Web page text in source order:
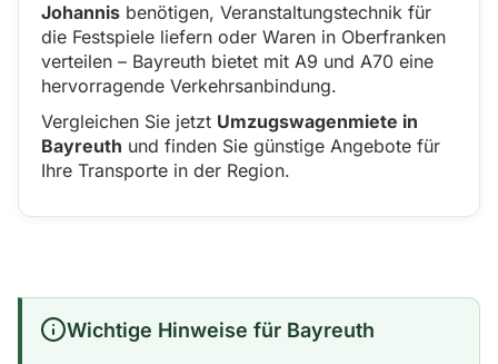
Johannis benötigen, Veranstaltungstechnik für
die Festspiele liefern oder Waren in Oberfranken
verteilen – Bayreuth bietet mit A9 und A70 eine
hervorragende Verkehrsanbindung.
Vergleichen Sie jetzt Umzugswagenmiete in
Bayreuth und finden Sie günstige Angebote für
Ihre Transporte in der Region.
Wichtige Hinweise für Bayreuth